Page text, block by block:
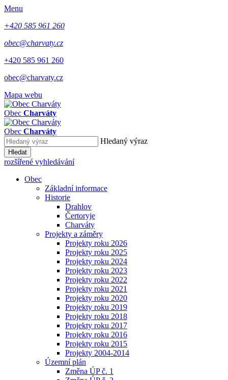
Menu
+420 585 961 260
obec@charvaty.cz
+420 585 961 260
obec@charvaty.cz
Mapa webu
Obec Charváty
Obec Charváty
Hledaný výraz
Hledat
rozšířené vyhledávání
Obec
Základní informace
Historie
Drahlov
Čertoryje
Charváty
Projekty a záměry
Projekty roku 2026
Projekty roku 2025
Projekty roku 2024
Projekty roku 2023
Projekty roku 2022
Projekty roku 2021
Projekty roku 2020
Projekty roku 2019
Projekty roku 2018
Projekty roku 2017
Projekty roku 2016
Projekty roku 2015
Projekty 2004-2014
Územní plán
Změna ÚP č. 1